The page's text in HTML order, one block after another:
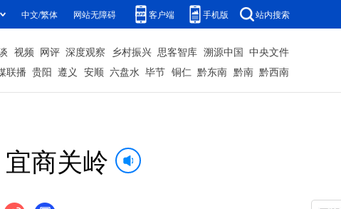
中文/繁体 网站无障碍 客户端 手机版 站内搜索
视频 网评 深度观察 乡村振兴 思客智库 溯源中国 中央文件
联播 贵阳 遵义 安顺 六盘水 毕节 铜仁 黔东南 黔南 黔西南
商关岭